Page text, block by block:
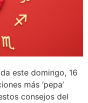
este domingo, 16
más ‘pepa’
consejos del